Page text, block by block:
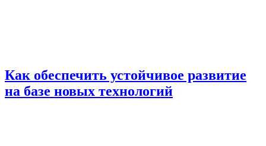
Как обеспечить устойчивое развитие
на базе новых технологий